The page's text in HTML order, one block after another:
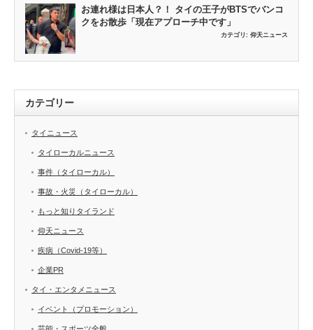
お連れ様は日本人？！ タイの王子がBTSでバンコ
クをお散歩「現在アプローチ中です」
カテゴリ: 仰天ニュース
カテゴリー
タイニュース
タイローカルニュース
事件（タイローカル）
事故・火災（タイローカル）
もっと知りタイランド
仰天ニュース
疾病（Covid-19等）
企業PR
タイ・エンタメニュース
イベント（プロモーション）